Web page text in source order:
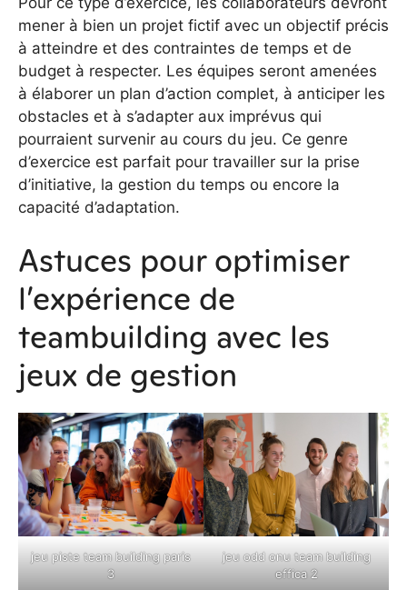
mener à bien un projet fictif avec un objectif précis
à atteindre et des contraintes de temps et de
budget à respecter. Les équipes seront amenées
à élaborer un plan d’action complet, à anticiper les
obstacles et à s’adapter aux imprévus qui
pourraient survenir au cours du jeu. Ce genre
d’exercice est parfait pour travailler sur la prise
d’initiative, la gestion du temps ou encore la
capacité d’adaptation.
Astuces pour optimiser
l’expérience de
teambuilding avec les
jeux de gestion
jeu piste team building paris
3
jeu odd onu team building
effica 2